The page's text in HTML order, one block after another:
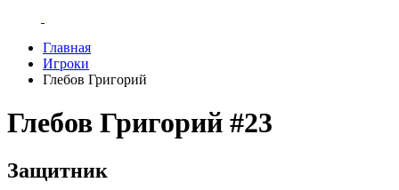
Главная
Игроки
Глебов Григорий
Глебов Григорий #23
Защитник